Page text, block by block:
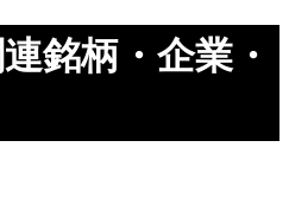
銘柄・企業・